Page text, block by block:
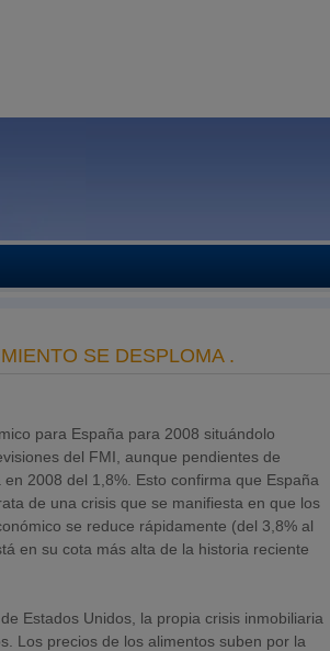
SE DESPLOMA .
para España para 2008 situándolo
del FMI, aunque pendientes de
2008 del 1,8%. Esto confirma que España
de una crisis que se manifiesta en que los
se reduce rápidamente (del 3,8% al
en su cota más alta de la historia reciente
Estados Unidos, la propia crisis inmobiliaria
Los precios de los alimentos suben por la